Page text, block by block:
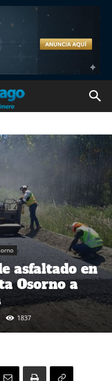
asfaltado en
Osorno a
1837